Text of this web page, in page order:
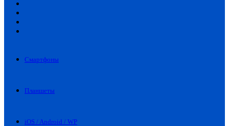
Смартфоны
Планшеты
iOS / Android / WP